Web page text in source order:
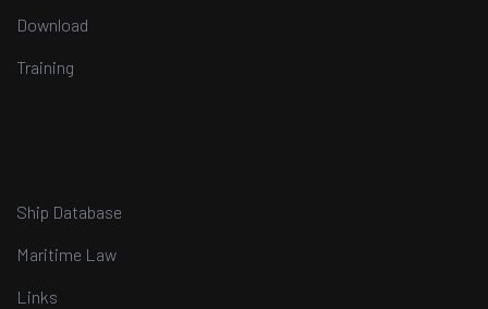
Download
Training
Ship Database
Maritime Law
Links